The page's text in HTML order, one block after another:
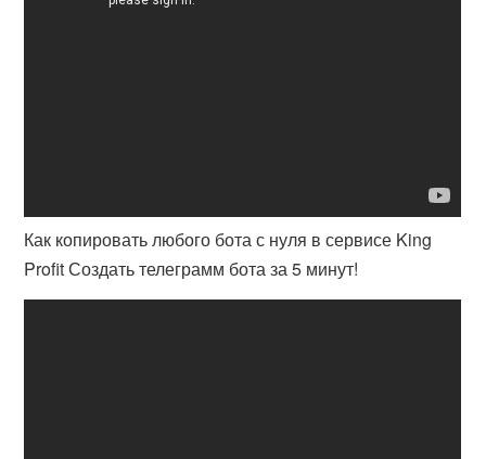
Как копировать любого бота с нуля в сервисе King
Profit Создать телеграмм бота за 5 минут!